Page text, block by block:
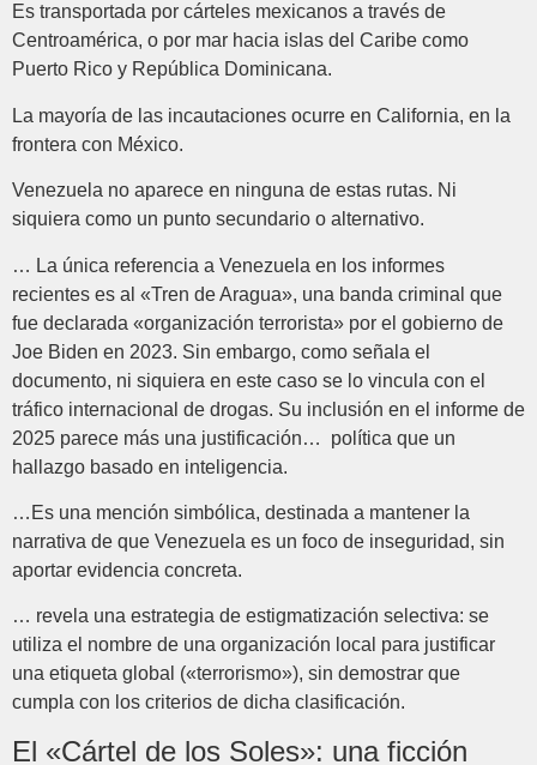
Es transportada por cárteles mexicanos a través de
Centroamérica, o por mar hacia islas del Caribe como
Puerto Rico y República Dominicana.
La mayoría de las incautaciones ocurre en California, en la
frontera con México.
Venezuela no aparece en ninguna de estas rutas. Ni
siquiera como un punto secundario o alternativo.
… La única referencia a Venezuela en los informes
recientes es al «Tren de Aragua», una banda criminal que
fue declarada «organización terrorista» por el gobierno de
Joe Biden en 2023. Sin embargo, como señala el
documento, ni siquiera en este caso se lo vincula con el
tráfico internacional de drogas. Su inclusión en el informe de
2025 parece más una justificación… política que un
hallazgo basado en inteligencia.
…Es una mención simbólica, destinada a mantener la
narrativa de que Venezuela es un foco de inseguridad, sin
aportar evidencia concreta.
… revela una estrategia de estigmatización selectiva: se
utiliza el nombre de una organización local para justificar
una etiqueta global («terrorismo»), sin demostrar que
cumpla con los criterios de dicha clasificación.
El «Cártel de los Soles»: una ficción